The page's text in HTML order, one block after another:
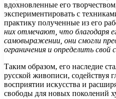
вдохновленные его
экспериментировать с
практику полученные из его
них отмечают, что благодаря
самовыражении, они смогли
ограничения и определить свой
Таким образом, его наследие
русской живописи, содействуя
восприятии искусства и
свободы для новых поколений